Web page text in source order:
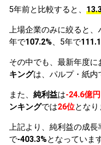
5年前と比較すると、
上場企業のみに絞ると、
年で107.2%、5年で
その中でも、最新年度
キングは、パルプ・紙内
また、 純利益は-24.6億円
ンキングでは26位となり
上記より、純利益の成長
で-403.3%となっていま